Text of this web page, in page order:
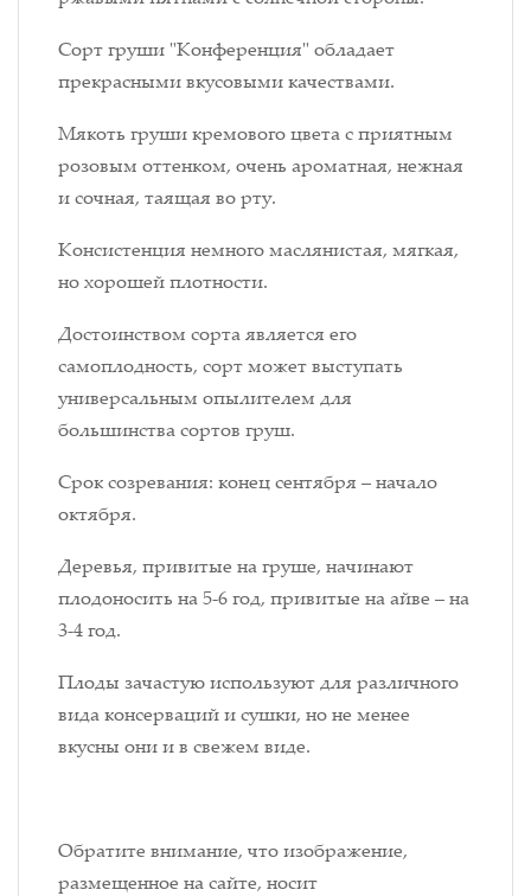
Сорт груши "Конференция" обладает
прекрасными вкусовыми качествами.
Мякоть груши кремового цвета с приятным
розовым оттенком, очень ароматная, нежная
и сочная, таящая во рту.
Консистенция немного маслянистая, мягкая,
но хорошей плотности.
Достоинством сорта является его
самоплодность, сорт может выступать
универсальным опылителем для
большинства сортов груш.
Срок созревания: конец сентября – начало
октября.
Деревья, привитые на груше, начинают
плодоносить на 5-6 год, привитые на айве – на
3-4 год.
Плоды зачастую используют для различного
вида консерваций и сушки, но не менее
вкусны они и в свежем виде.
Обратите внимание, что изображение,
размещенное на сайте, носит